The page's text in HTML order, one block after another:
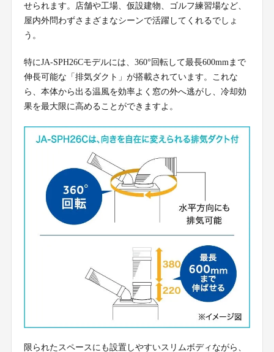
せられます。店舗や工場、仮設建物、ゴルフ練習場など、
屋内外問わずさまざまなシーンで活躍してくれるでしょ
う。
特にJA-SPH26Cモデルには、360°回転して最長600mmまで
伸長可能な「排気ダクト」が搭載されています。これな
ら、本体から出る温風を効率よく窓の外へ逃がし、冷却効
果を最大限に高めることができますよ。
限られたスペースにも設置しやすいスリムボディながら、